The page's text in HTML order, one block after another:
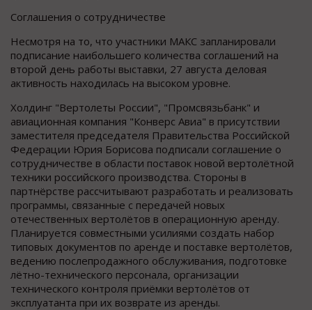
Соглашения о сотрудничестве
Несмотря на то, что участники МАКС запланировали
подписание наибольшего количества соглашений на
второй день работы выставки, 27 августа деловая
активность находилась на высоком уровне.
Холдинг "Вертолеты России", "Промсвязьбанк" и
авиационная компания "Конверс Авиа" в присутствии
заместителя председателя Правительства Российской
Федерации Юрия Борисова подписали соглашение о
сотрудничестве в области поставок новой вертолётной
техники российского производства. Стороны в
партнёрстве рассчитывают разработать и реализовать
программы, связанные с передачей новых
отечественных вертолётов в операционную аренду.
Планируется совместными усилиями создать набор
типовых документов по аренде и поставке вертолётов,
ведению послепродажного обслуживания, подготовке
лётно-технического персонала, организации
технического контроля приёмки вертолётов от
эксплуатанта при их возврате из аренды.